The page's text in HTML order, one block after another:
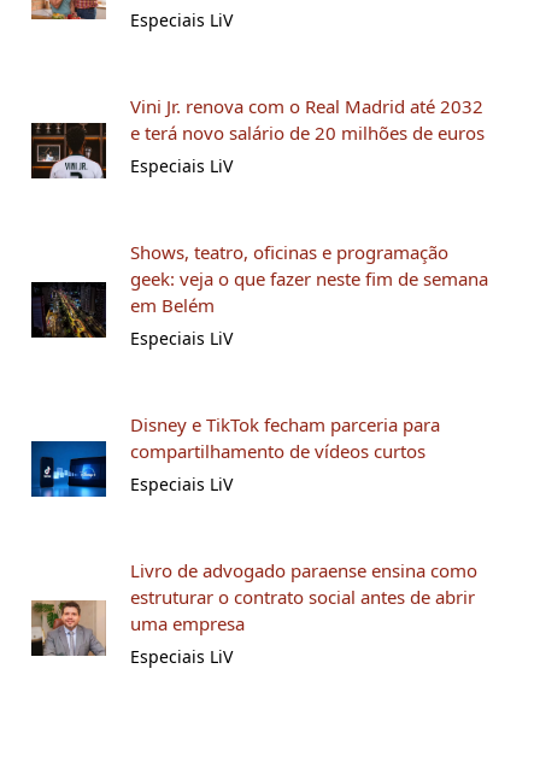
Especiais LiV
Vini Jr. renova com o Real Madrid até 2032
e terá novo salário de 20 milhões de euros
Especiais LiV
Shows, teatro, oficinas e programação
geek: veja o que fazer neste fim de semana
em Belém
Especiais LiV
Disney e TikTok fecham parceria para
compartilhamento de vídeos curtos
Especiais LiV
Livro de advogado paraense ensina como
estruturar o contrato social antes de abrir
uma empresa
Especiais LiV